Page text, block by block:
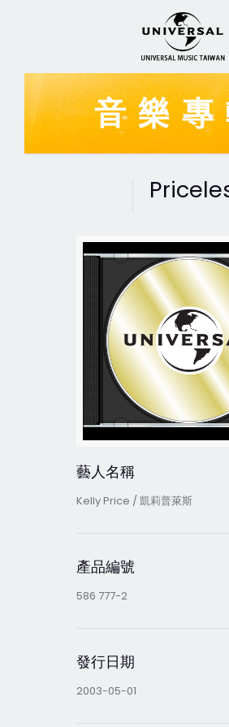
音樂
藝人名稱
Kelly Price / 凱莉普萊斯
產品編號
586 777-2
發行日期
2003-05-01